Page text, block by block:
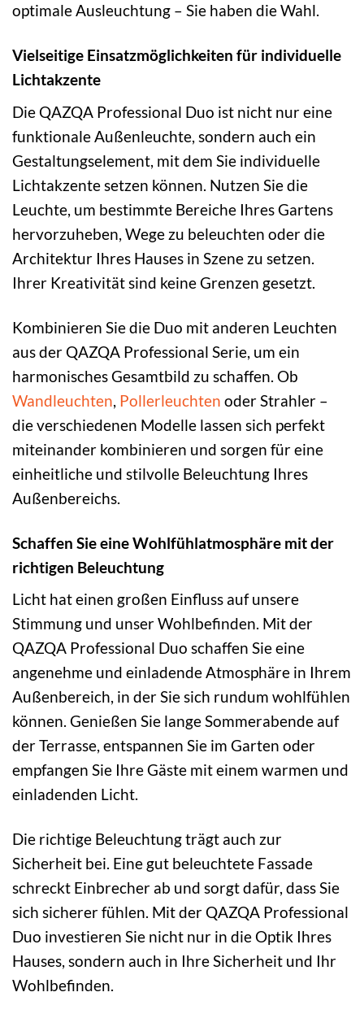
optimale Ausleuchtung – Sie haben die Wahl.
Vielseitige Einsatzmöglichkeiten für individuelle
Lichtakzente
Die QAZQA Professional Duo ist nicht nur eine
funktionale Außenleuchte, sondern auch ein
Gestaltungselement, mit dem Sie individuelle
Lichtakzente setzen können. Nutzen Sie die
Leuchte, um bestimmte Bereiche Ihres Gartens
hervorzuheben, Wege zu beleuchten oder die
Architektur Ihres Hauses in Szene zu setzen.
Ihrer Kreativität sind keine Grenzen gesetzt.
Kombinieren Sie die Duo mit anderen Leuchten
aus der QAZQA Professional Serie, um ein
harmonisches Gesamtbild zu schaffen. Ob
Wandleuchten, Pollerleuchten oder Strahler –
die verschiedenen Modelle lassen sich perfekt
miteinander kombinieren und sorgen für eine
einheitliche und stilvolle Beleuchtung Ihres
Außenbereichs.
Schaffen Sie eine Wohlfühlatmosphäre mit der
richtigen Beleuchtung
Licht hat einen großen Einfluss auf unsere
Stimmung und unser Wohlbefinden. Mit der
QAZQA Professional Duo schaffen Sie eine
angenehme und einladende Atmosphäre in Ihrem
Außenbereich, in der Sie sich rundum wohlfühlen
können. Genießen Sie lange Sommerabende auf
der Terrasse, entspannen Sie im Garten oder
empfangen Sie Ihre Gäste mit einem warmen und
einladenden Licht.
Die richtige Beleuchtung trägt auch zur
Sicherheit bei. Eine gut beleuchtete Fassade
schreckt Einbrecher ab und sorgt dafür, dass Sie
sich sicherer fühlen. Mit der QAZQA Professional
Duo investieren Sie nicht nur in die Optik Ihres
Hauses, sondern auch in Ihre Sicherheit und Ihr
Wohlbefinden.